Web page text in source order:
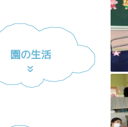
園の生活